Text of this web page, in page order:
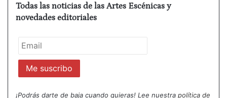
Todas las noticias de las Artes Escénicas y
novedades editoriales
¡Podrás darte de baja cuando quieras! Lee nuestra política de